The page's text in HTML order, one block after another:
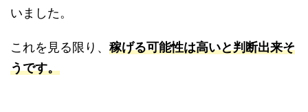
いました。
これを見る限り、 稼げる可能性は高いと判断出来そ
うです。